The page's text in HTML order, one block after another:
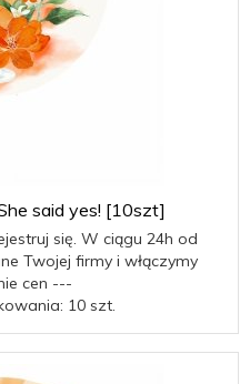
said yes! [10szt]
się. W ciągu 24h od
Twojej firmy i włączymy
cen ---
10 szt.